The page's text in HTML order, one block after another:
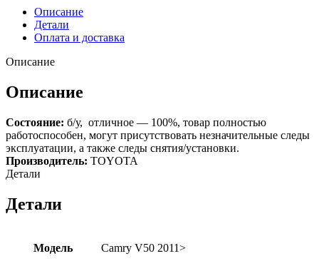
Описание
Детали
Оплата и доставка
Описание
Описание
Состояние: б/у, отличное — 100%, товар полностью
работоспособен, могут присутствовать незначительные следы
эксплуатации, а также следы снятия/установки.
Производитель: TOYOTA
Детали
Детали
Модель Camry V50 2011>